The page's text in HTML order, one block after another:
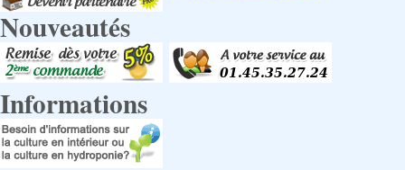
Nouveautés
Informations